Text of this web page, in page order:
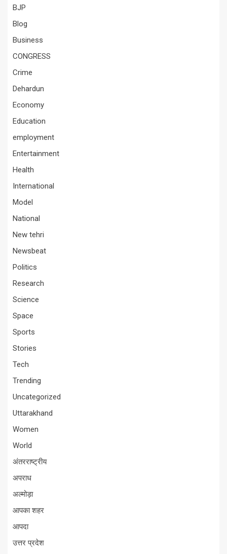
BJP
Blog
Business
CONGRESS
Crime
Dehardun
Economy
Education
employment
Entertainment
Health
International
Model
National
New tehri
Newsbeat
Politics
Research
Science
Space
Sports
Stories
Tech
Trending
Uncategorized
Uttarakhand
Women
World
अंतरराष्ट्रीय
अपराध
अल्मोड़ा
आपका शहर
आपदा
उत्तर प्रदेश